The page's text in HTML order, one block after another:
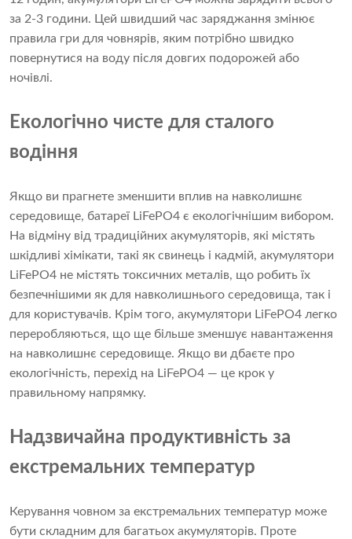
за 2-3 години. Цей швидший час заряджання змінює
правила гри для човнярів, яким потрібно швидко
повернутися на воду після довгих подорожей або
ночівлі.
Екологічно чисте для сталого
водіння
Якщо ви прагнете зменшити вплив на навколишнє
середовище, батареї LiFePO4 є екологічнішим вибором.
На відміну від традиційних акумуляторів, які містять
шкідливі хімікати, такі як свинець і кадмій, акумулятори
LiFePO4 не містять токсичних металів, що робить їх
безпечнішими як для навколишнього середовища, так і
для користувачів. Крім того, акумулятори LiFePO4 легко
переробляються, що ще більше зменшує навантаження
на навколишнє середовище. Якщо ви дбаєте про
екологічність, перехід на LiFePO4 — це крок у
правильному напрямку.
Надзвичайна продуктивність за
екстремальних температур
Керування човном за екстремальних температур може
бути складним для багатьох акумуляторів. Проте